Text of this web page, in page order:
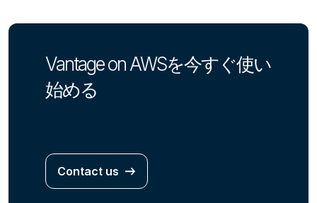
Vantage on AWSを今すぐ使い
始める
Contact us